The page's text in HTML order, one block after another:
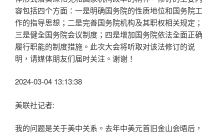
容包括四个方面：一是明确国务院的性质地位和国务院工
作的指导思想；二是完善国务院机构及其职权相关规定；
三是健全国务院会议制度；四是增加国务院依法全面正确
履行职能的制度措施。此次大会将听取对该法修订的说
明，请媒体朋友们届时关注。谢谢！
2024-03-04 13:13:38
美联社记者:
我的问题是关于美中关系。去年中美元首旧金山会晤后，